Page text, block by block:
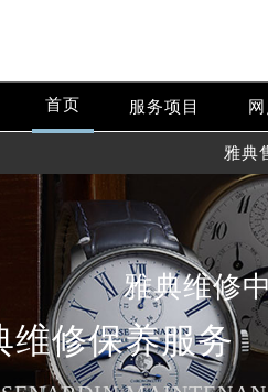
首页 服务项目
雅典
雅典维修
维修保养服务
售后服务网络优化升级公告